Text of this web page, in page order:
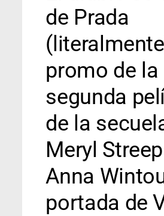
de Prada
promo de la
segunda
de la
Meryl
Anna
portada de